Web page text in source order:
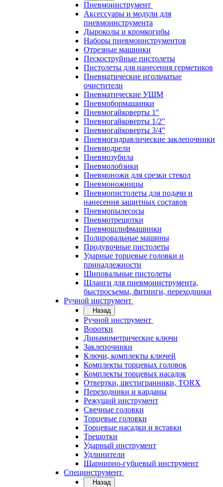
Пневмоинструмент
Аксессуары и модули для
пневмоинструмента
Дыроколы и кромкогибы
Наборы пневмоинструментов
Отрезные машинки
Пескоструйные пистолеты
Пистолеты для нанесения герметиков
Пневматические игольчатые
очистители
Пневматические УШМ
Пневмобормашинки
Пневмогайковерты 1"
Пневмогайковерты 1/2"
Пневмогайковерты 3/4"
Пневмогидравлические заклепочники
Пневмодрели
Пневмозубила
Пневмолобзики
Пневмоножи для срезки стекол
Пневмоножницы
Пневмопистолеты для подачи и
нанесения защитных составов
Пневмопылесосы
Пневмотрещотки
Пневмошлифмашинки
Полировальные машины
Продувочные пистолеты
Ударные торцевые головки и
принадлежности
Шиповальные пистолеты
Шланги для пневмоинструмента,
быстросъемы, фитинги, переходники
Ручной инструмент
Назад
Ручной инструмент
Воротки
Динамометрические ключи
Заклепочники
Ключи, комплекты ключей
Комплекты торцевых головок
Комплекты торцевых насадок
Отвертки, шестигранники, TORX
Переходники и карданы
Режущий инструмент
Свечные головки
Торцевые головки
Торцевые насадки и вставки
Трещотки
Ударный инструмент
Удлинители
Шарнирно-губцевый инструмент
Специнструмент
Назад